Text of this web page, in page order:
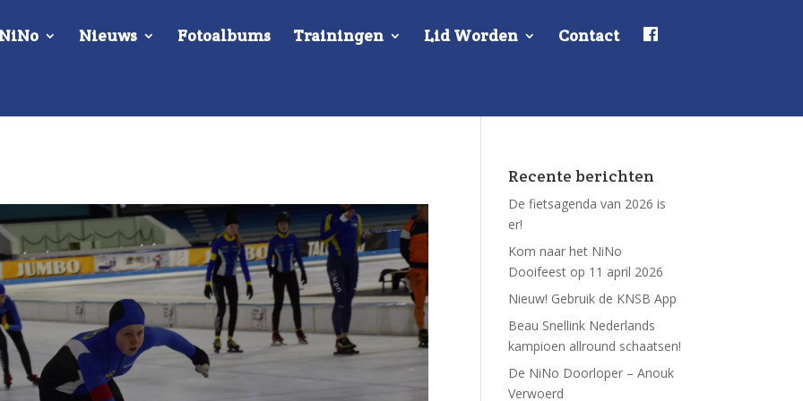
Nieuws Fotoalbums Trainingen Lid Worden Contact
k
Recente berichten
De fietsagenda van 2026 is
er!
Kom naar het NiNo
Dooifeest op 11 april 2026
Nieuw! Gebruik de KNSB App
Beau Snellink Nederlands
kampioen allround schaatsen!
De NiNo Doorloper – Anouk
Verwoerd